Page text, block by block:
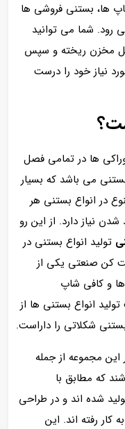
ها، بستنی فروشی ها
رود. شما می توانید
مخزن ریخته و سپس
نیاز خود را درست
ها در تمامی فصل
می باشد که بسیار
در انواع بستنی هر
نیاز دارد. از این رو
تولید انواع بستنی در
کن صنعتی یکی از
و کافی شاپ
انواع بستنی ها از
شکلاتی را داراست.
مجموعه از جمله
که مطابق با
شده اند و در طراحی
رفته اند. این